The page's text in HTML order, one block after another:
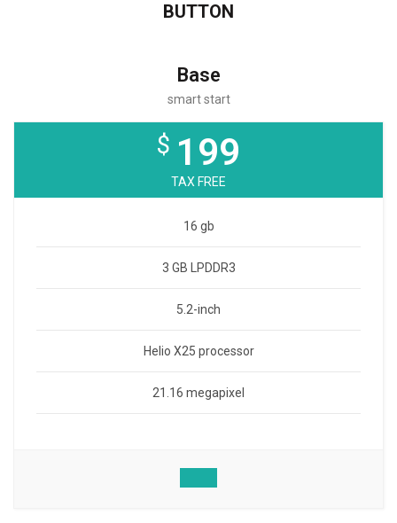
BUTTON
Base
smart start
$ 199
TAX FREE
16 gb
3 GB LPDDR3
5.2-inch
Helio X25 processor
21.16 megapixel